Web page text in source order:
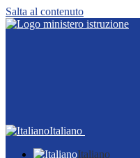
Salta al contenuto
Italiano
Italiano